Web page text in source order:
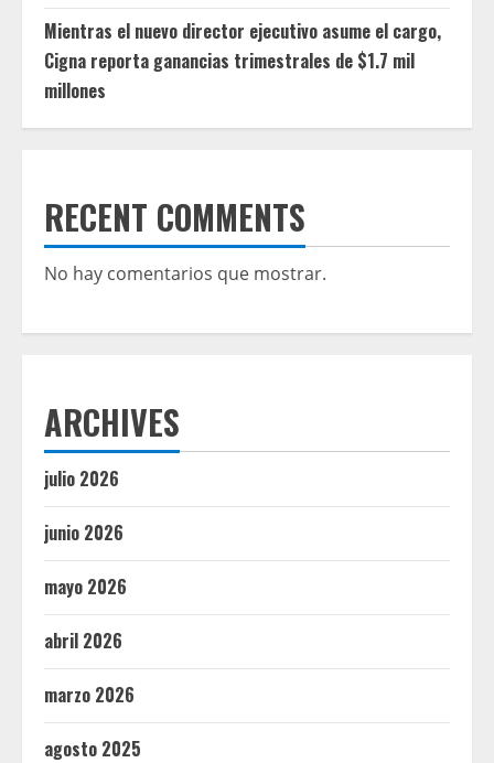
Mientras el nuevo director ejecutivo asume el cargo,
Cigna reporta ganancias trimestrales de $1.7 mil
millones
RECENT COMMENTS
No hay comentarios que mostrar.
ARCHIVES
julio 2026
junio 2026
mayo 2026
abril 2026
marzo 2026
agosto 2025